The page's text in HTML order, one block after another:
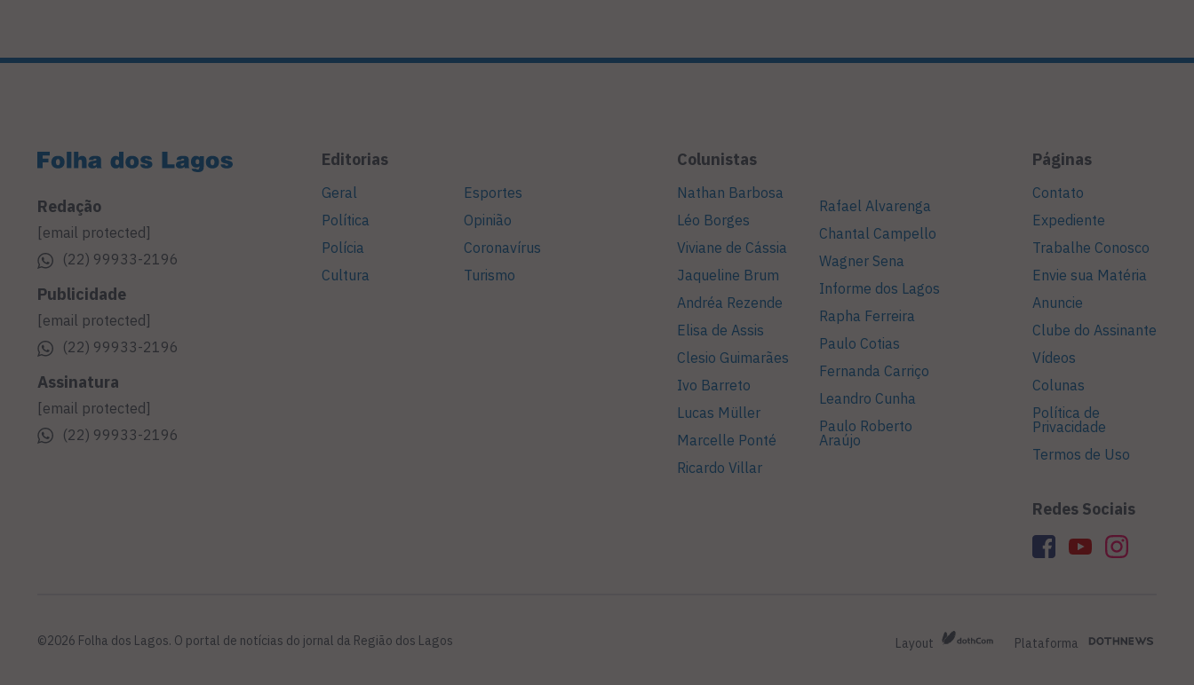
Redação
[email protected]
(22) 99933-2196
Publicidade
[email protected]
(22) 99933-2196
Assinatura
[email protected]
(22) 99933-2196
Editorias
Geral
Política
Polícia
Cultura
Esportes
Opinião
Coronavírus
Turismo
Colunistas
Nathan Barbosa
Léo Borges
Viviane de Cássia
Jaqueline Brum
Andréa Rezende
Elisa de Assis
Clesio Guimarães
Ivo Barreto
Lucas Müller
Marcelle Ponté
Ricardo Villar
Rafael Alvarenga
Chantal Campello
Wagner Sena
Informe dos Lagos
Rapha Ferreira
Paulo Cotias
Fernanda Carriço
Leandro Cunha
Paulo Roberto
Araújo
Páginas
Contato
Expediente
Trabalhe Conosco
Envie sua Matéria
Anuncie
Clube do Assinante
Vídeos
Colunas
Política de
Privacidade
Termos de Uso
Redes Sociais
©2026 Folha dos Lagos. O portal de notícias do jornal da Região dos Lagos Layout Plataforma